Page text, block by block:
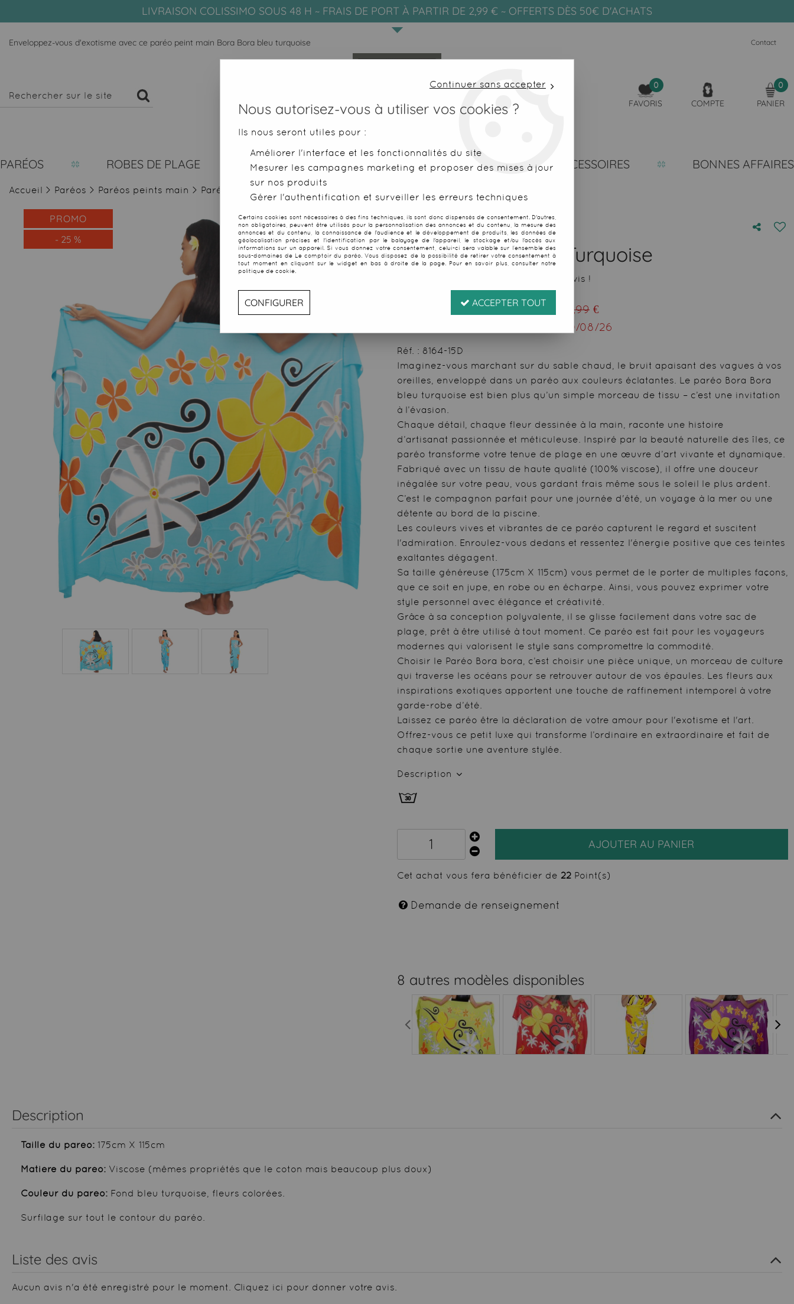
LIVRAISON COLISSIMO SOUS 48 H ~ FRAIS DE PORT À PARTIR DE 2,99 € ~ OFFERTS DÈS 50€ D'ACHATS
Enveloppez-vous d'exotisme avec ce paréo peint main Bora Bora bleu turquoise Contact
0
FAVORIS COMPTE
0
PANIER
PARÉOS ROBES DE PLAGE SERVIETTES DE PLAGE FOUTAS ACCESSOIRES BONNES AFFAIRES
Accueil > Paréos > Paréos peints main > Paréos Bora Bora Turquoise
PROMO
- 25 %
Paréos Bora Bora Turquoise
Soyez le premier à donner votre avis !
€TTC au lieu de 29,99 €
10/08/26
Réf. : 8164-15D
Imaginez-vous marchant sur du sable chaud, le bruit apaisant des vagues à vos
oreilles, enveloppé dans un paréo aux couleurs éclatantes. Le paréo Bora Bora
bleu turquoise est bien plus qu’un simple morceau de tissu – c’est une invitation
à l’évasion.
Chaque détail, chaque fleur dessinée à la main, raconte une histoire
d’artisanat passionnée et méticuleuse. Inspiré par la beauté naturelle des îles, ce
paréo transforme votre tenue de plage en une œuvre d’art vivante et dynamique.
Fabriqué avec un tissu de haute qualité (100% viscose), il offre une douceur
inégalée sur votre peau, vous gardant frais même sous le soleil le plus ardent.
C’est le compagnon parfait pour une journée d'été, un voyage à la mer ou une
détente au bord de la piscine.
Les couleurs vives et vibrantes de ce paréo capturent le regard et suscitent
l'admiration. Enroulez-vous dedans et ressentez l'énergie positive que ces teintes
exaltantes dégagent.
Sa taille généreuse (175cm X 115cm) vous permet de le porter de multiples façons,
que ce soit en jupe, en robe ou en écharpe. Ainsi, vous pouvez exprimer votre
style personnel avec élégance et créativité.
Grâce à sa conception polyvalente, il se glisse facilement dans votre sac de
plage, prêt à être utilisé à tout moment. Ce paréo est fait pour les voyageurs
modernes qui valorisent le style sans compromettre la commodité.
Choisir le Paréo Bora bora, c’est choisir une pièce unique, un morceau de culture
qui traverse les océans pour se retrouver autour de vos épaules. Les fleurs aux
inspirations exotiques apportent une touche de raffinement intemporel à votre
garde-robe d’été.
Laissez ce paréo être la déclaration de votre amour pour l'exotisme et l'art.
Offrez-vous ce petit luxe qui transforme l’ordinaire en extraordinaire et fait de
chaque sortie une aventure stylée.
Description
AJOUTER AU PANIER
Cet achat vous fera bénéficier de 22 Point(s)
Demande de renseignement
8 autres modèles disponibles
Description
Taille du paréo: 175cm X 115cm
Matière du paréo: Viscose (mêmes propriétés que le coton mais beaucoup plus doux)
Couleur du paréo: Fond bleu turquoise, fleurs colorées.
Surfilage sur tout le contour du paréo.
Liste des avis
Aucun avis n'a été enregistré pour le moment. Cliquez ici pour donner votre avis.
Continuer sans accepter
Nous autorisez-vous à utiliser vos cookies ?
Ils nous seront utiles pour :
Améliorer l'interface et les fonctionnalités du site
Mesurer les campagnes marketing et proposer des mises à jour
sur nos produits
Gérer l'authentification et surveiller les erreurs techniques
Certains cookies sont nécessaires à des fins techniques, ils sont donc dispensés de consentement. D'autres,
non obligatoires, peuvent être utilisés pour la personnalisation des annonces et du contenu, la mesure des
annonces et du contenu, la connaissance de l'audience et le développement de produits, les données de
géolocalisation précises et l'identification par le balayage de l'appareil, le stockage et/ou l'accès aux
informations sur un appareil. Si vous donnez votre consentement, celui-ci sera valable sur l’ensemble des
sous-domaines de Le comptoir du paréo. Vous disposez de la possibilité de retirer votre consentement à
tout moment en cliquant sur le widget en bas à droite de la page. Pour en savoir plus, consulter notre
politique de cookie.
CONFIGURER ACCEPTER TOUT